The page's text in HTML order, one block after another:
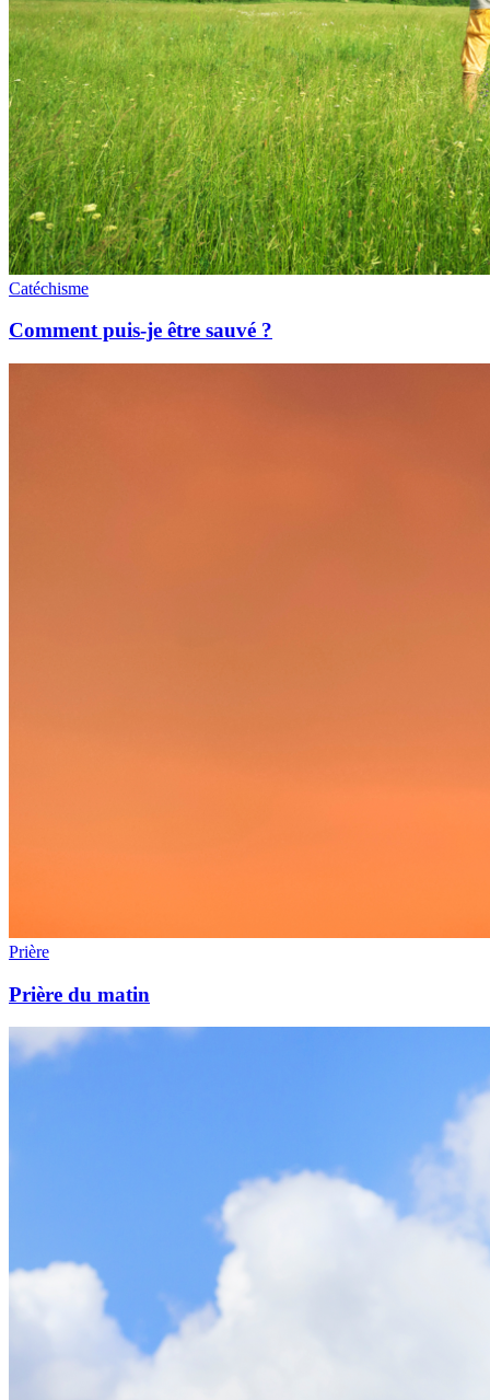
Catéchisme
Comment puis-je être sauvé ?
Prière
Prière du matin